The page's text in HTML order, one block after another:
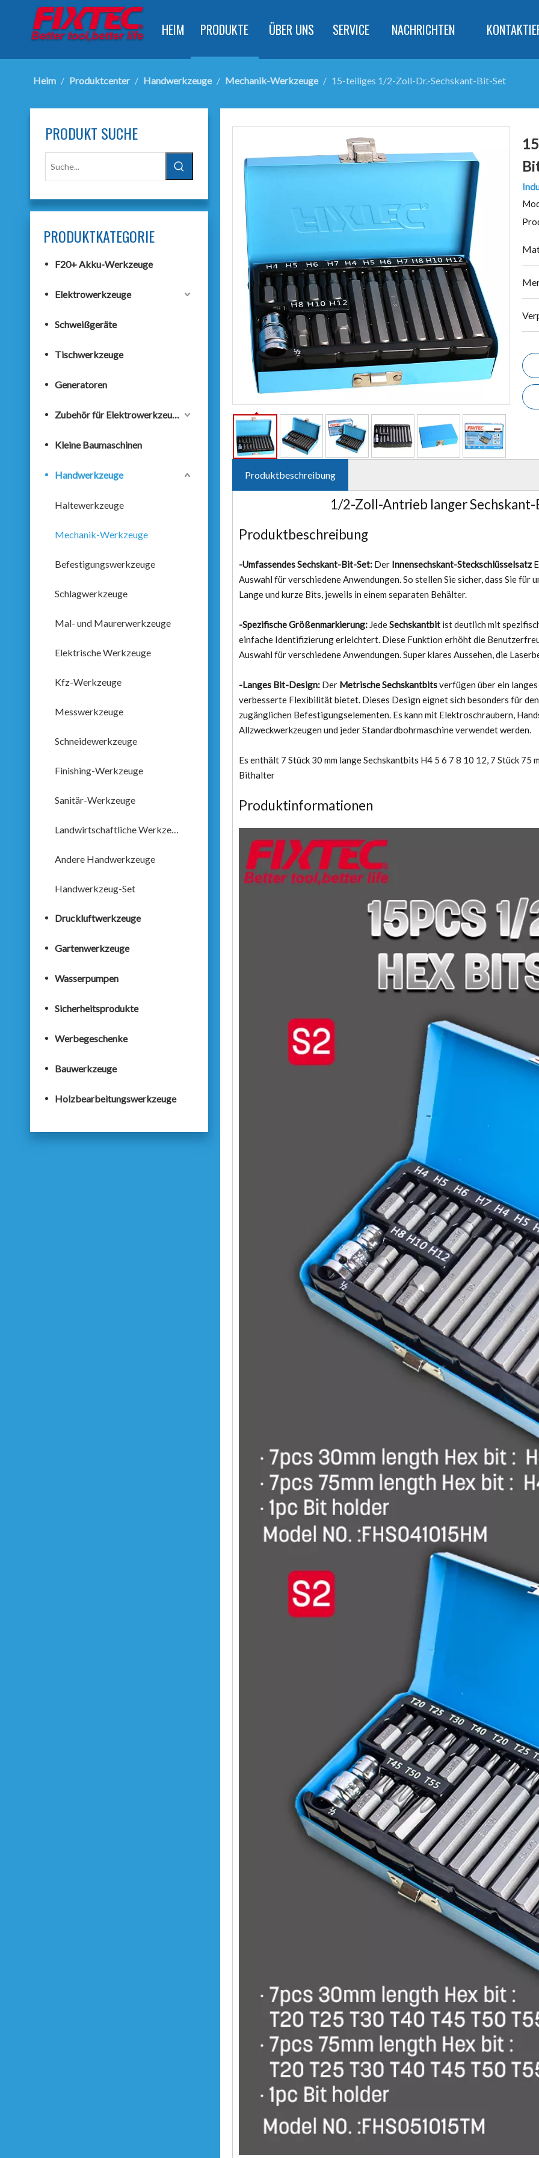
HEIM PRODUKTE ÜBER UNS SERVICE NACHRICHTEN
Heim / Produktcenter / Handwerkzeuge / Mechanik-Werkzeuge / 15-teiliges 1/2-Zoll-Dr.-Sechskant-Bit-Set
PRODUKT SUCHE
PRODUKTKATEGORIE
F20+ Akku-Werkzeuge
Elektrowerkzeuge
Schweißgeräte
Tischwerkzeuge
Generatoren
Zubehör für Elektrowerkzeuge
Kleine Baumaschinen
Handwerkzeuge
Haltewerkzeuge
Mechanik-Werkzeuge
Befestigungswerkzeuge
Schlagwerkzeuge
Mal- und Maurerwerkzeuge
Elektrische Werkzeuge
Kfz-Werkzeuge
Messwerkzeuge
Schneidewerkzeuge
Finishing-Werkzeuge
Sanitär-Werkzeuge
Landwirtschaftliche Werkzeuge
Andere Handwerkzeuge
Handwerkzeug-Set
Druckluftwerkzeuge
Gartenwerkzeuge
Wasserpumpen
Sicherheitsprodukte
Werbegeschenke
Bauwerkzeuge
Holzbearbeitungswerkzeuge
Produktbeschreibung
1/2-Zoll-Antrieb langer
Produktbeschreibung
-Umfassendes Sechskant-Bit-Set: Der Innensechskant-Steckschlüsselsatz
Auswahl für verschiedene Anwendungen. So stellen Sie sicher, dass Sie
Lange und kurze Bits, jeweils in einem separaten Behälter.
-Spezifische Größenmarkierung: JedeSechskantbit ist deutlich mit
einfache Identifizierung erleichtert. Diese Funktion erhöht die
Auswahl für verschiedene Anwendungen. Super klares Aussehen, die
-Langes Bit-Design: Der Metrische Sechskantbitsverfügen über ein
verbesserte Flexibilität bietet. Dieses Design eignet sich besonders für
zugänglichen Befestigungselementen. Es kann mit Elektroschraubern,
Allzweckwerkzeugen und jeder Standardbohrmaschine verwendet werden.
Es enthält 7 Stück 30 mm lange Sechskantbits H4 5 6 7 8 10 12, 7 Stück 75
Bithalter
Produktinformationen